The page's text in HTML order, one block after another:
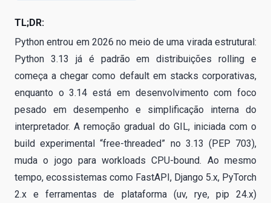
TL;DR:
Python entrou em 2026 no meio de uma virada estrutural:
Python 3.13 já é padrão em distribuições rolling e
começa a chegar como default em stacks corporativas,
enquanto o 3.14 está em desenvolvimento com foco
pesado em desempenho e simplificação interna do
interpretador. A remoção gradual do GIL, iniciada com o
build experimental “free-threaded” no 3.13 (PEP 703),
muda o jogo para workloads CPU-bound. Ao mesmo
tempo, ecossistemas como FastAPI, Django 5.x, PyTorch
2.x e ferramentas de plataforma (uv, rye, pip 24.x)